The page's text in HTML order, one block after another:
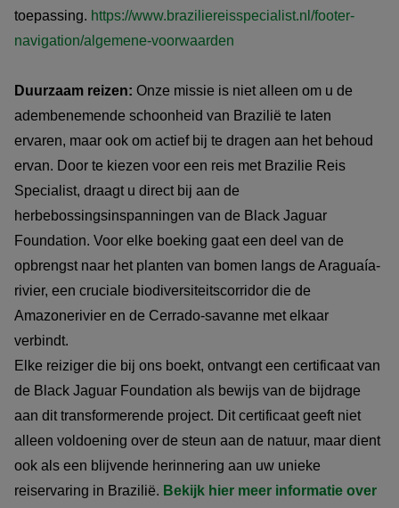
toepassing. https://www.braziliereisspecialist.nl/footer-
navigation/algemene-voorwaarden
Duurzaam reizen: Onze missie is niet alleen om u de
adembenemende schoonheid van Brazilië te laten
ervaren, maar ook om actief bij te dragen aan het behoud
ervan. Door te kiezen voor een reis met Brazilie Reis
Specialist, draagt u direct bij aan de
herbebossingsinspanningen van de Black Jaguar
Foundation. Voor elke boeking gaat een deel van de
opbrengst naar het planten van bomen langs de Araguaía-
rivier, een cruciale biodiversiteitscorridor die de
Amazonerivier en de Cerrado-savanne met elkaar
verbindt.
Elke reiziger die bij ons boekt, ontvangt een certificaat van
de Black Jaguar Foundation als bewijs van de bijdrage
aan dit transformerende project. Dit certificaat geeft niet
alleen voldoening over de steun aan de natuur, maar dient
ook als een blijvende herinnering aan uw unieke
reiservaring in Brazilië. Bekijk hier meer informatie over